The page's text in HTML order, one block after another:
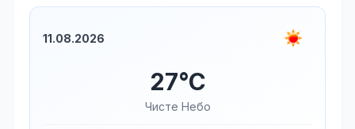
11.08.2026
27°C
Чисте Небо